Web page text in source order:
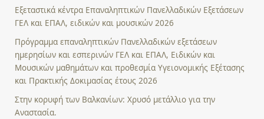
Εξεταστικά κέντρα Επαναληπτικών Πανελλαδικών Εξετάσεων
ΓΕΛ και ΕΠΑΛ, ειδικών και μουσικών 2026
Πρόγραμμα επαναληπτικών Πανελλαδικών εξετάσεων
ημερησίων και εσπερινών ΓΕΛ και ΕΠΑΛ, Ειδικών και
Μουσικών μαθημάτων και προθεσμία Υγειονομικής Εξέτασης
και Πρακτικής Δοκιμασίας έτους 2026
Στην κορυφή των Βαλκανίων: Χρυσό μετάλλιο για την
Αναστασία.